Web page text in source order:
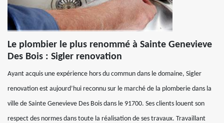
Le plombier le plus renommé à Sainte Genevieve
Des Bois : Sigler renovation
Ayant acquis une expérience hors du commun dans le domaine, Sigler
renovation est aujourd’hui reconnu sur le marché de la plomberie dans la
ville de Sainte Genevieve Des Bois dans le 91700. Ses clients louent son
respect des normes dans toute la réalisation de ses travaux. Travaillant